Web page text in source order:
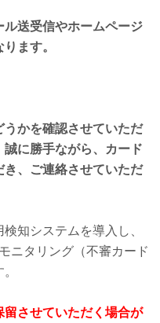
送受信やホームページ
ます。
うかを確認させていただ
に勝手ながら、カード
、ご連絡させていただ
知システムを導入し、
ニタリング（不審カード
させていただく場合が